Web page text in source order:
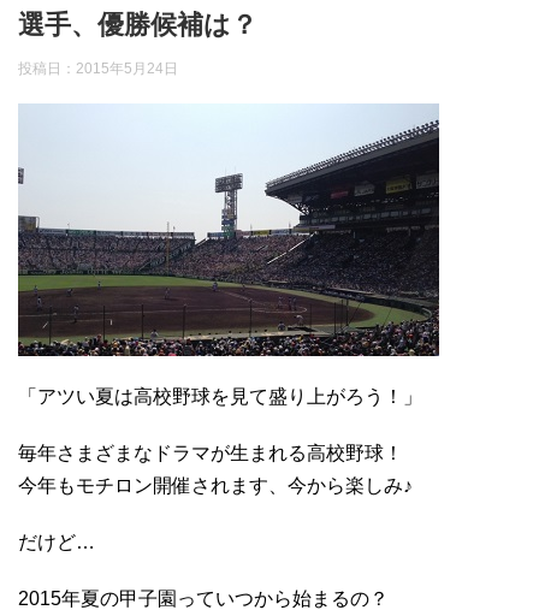
選手、優勝候補は？
投稿日： 2015年5月24日
「アツい夏は高校野球を見て盛り上がろう！」
毎年さまざまなドラマが生まれる高校野球！
今年もモチロン開催されます、今から楽しみ♪
だけど…
2015年夏の甲子園っていつから始まるの？